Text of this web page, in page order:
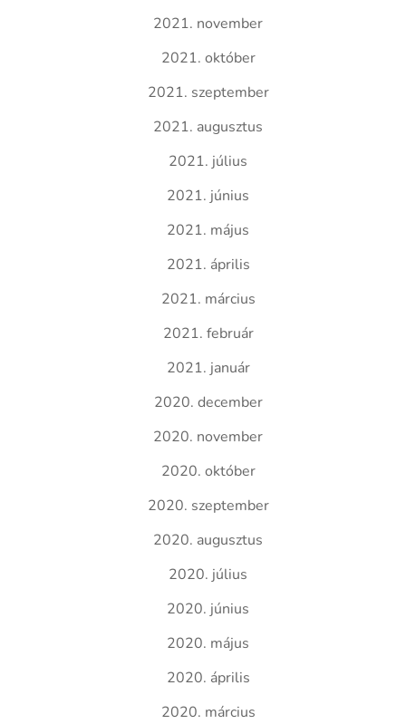
2021. november
2021. október
2021. szeptember
2021. augusztus
2021. július
2021. június
2021. május
2021. április
2021. március
2021. február
2021. január
2020. december
2020. november
2020. október
2020. szeptember
2020. augusztus
2020. július
2020. június
2020. május
2020. április
2020. március